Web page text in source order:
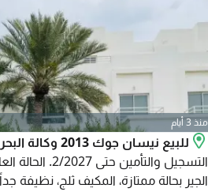
منذ 3 أيام
التسجيل والتأمين
الجير بحالة ممتازة، المكيف ثلج، نظيفة